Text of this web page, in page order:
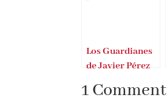
Los Guardianes
de Javier Pérez
1 Comment